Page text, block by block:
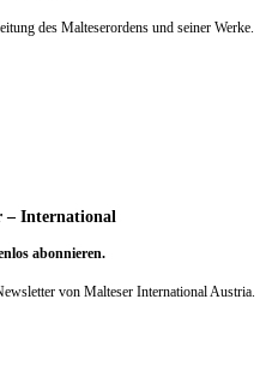
des Malteserordens und seiner Werke.
– International
abonnieren.
von Malteser International Austria.